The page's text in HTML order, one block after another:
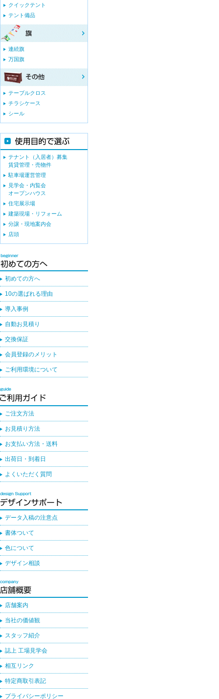
クイックテント
テント備品
連続旗
万国旗
テーブルクロス
チラシケース
シール
テナント（入居者）募集
賃貸管理・売物件
駐車場運営管理
見学会・内覧会
オープンハウス
住宅展示場
建築現場・リフォーム
分譲・現地案内会
店頭
初めての方へ
10の選ばれる理由
導入事例
自動お見積り
交換保証
会員登録のメリット
ご利用環境について
ご注文方法
お見積り方法
お支払い方法・送料
出荷日・到着日
よくいただく質問
データ入稿の注意点
書体ついて
色について
デザイン相談
店舗案内
当社の価値観
スタッフ紹介
誌上 工場見学会
相互リンク
特定商取引表記
プライバシーポリシー